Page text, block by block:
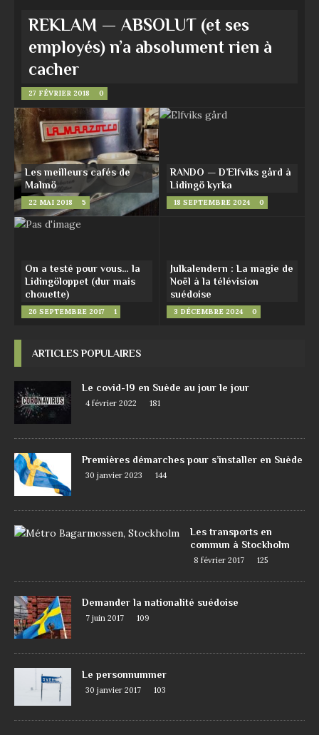
REKLAM — ABSOLUT (et ses
employés) n’a absolument rien à
cacher
27 FÉVRIER 2018 0
Les meilleurs cafés de
Malmö
22 MAI 2018 5
RANDO — D’Elfviks gård à
Lidingö kyrka
18 SEPTEMBRE 2024 0
On a testé pour vous… la
Lidingöloppet (dur mais
chouette)
26 SEPTEMBRE 2017 1
Julkalendern : La magie de
Noël à la télévision
suédoise
3 DÉCEMBRE 2024 0
ARTICLES POPULAIRES
Le covid-19 en Suède au jour le jour
4 février 2022 181
Premières démarches pour s’installer en Suède
30 janvier 2023 144
Les transports en
commun à Stockholm
8 février 2017 125
Demander la nationalité suédoise
7 juin 2017 109
Le personnummer
30 janvier 2017 103